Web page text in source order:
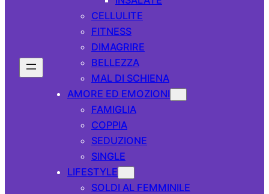
CELLULITE
FITNESS
DIMAGRIRE
BELLEZZA
MAL DI SCHIENA
AMORE ED EMOZIONI
FAMIGLIA
COPPIA
SEDUZIONE
SINGLE
LIFESTYLE
SOLDI AL FEMMINILE